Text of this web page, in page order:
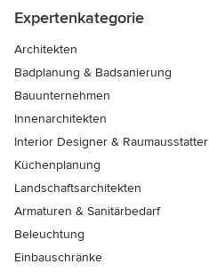
Expertenkategorie
Architekten
Badplanung & Badsanierung
Bauunternehmen
Innenarchitekten
Interior Designer & Raumausstatter
Küchenplanung
Landschaftsarchitekten
Armaturen & Sanitärbedarf
Beleuchtung
Einbauschränke